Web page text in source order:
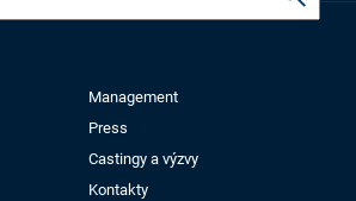
Management
Press
Castingy a výzvy
Kontakty